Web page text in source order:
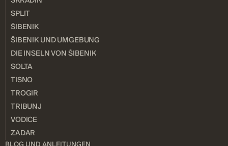
SPLIT
ŠIBENIK
ŠIBENIK UND UMGEBUNG
DIE INSELN VON ŠIBENIK
ŠOLTA
TISNO
TROGIR
TRIBUNJ
VODICE
ZADAR